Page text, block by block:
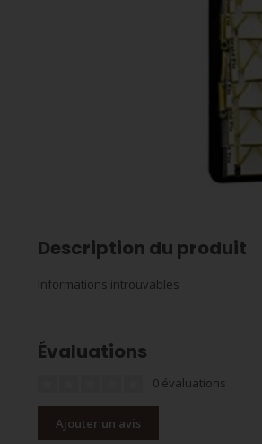
Description du produit
Informations introuvables
Évaluations
0 évaluations
Ajouter un avis